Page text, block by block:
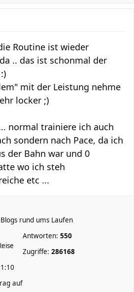
Routine ist wieder
.. das ist schonmal der
mit der Leistung nehme
locker ;)
normal trainiere ich auch
sondern nach Pace, da ich
der Bahn war und 0
wo ich steh
etc ...
rund ums Laufen
Antworten: 550
Zugriffe: 286168
auf